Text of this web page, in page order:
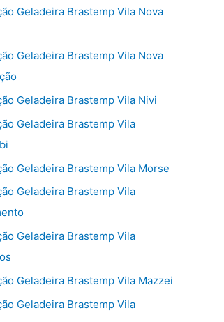
Geladeira Brastemp Vila Nova
Geladeira Brastemp Vila Nova
Geladeira Brastemp Vila Nivi
Geladeira Brastemp Vila
Geladeira Brastemp Vila Morse
Geladeira Brastemp Vila
Geladeira Brastemp Vila
Geladeira Brastemp Vila Mazzei
Geladeira Brastemp Vila